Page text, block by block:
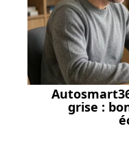
grise :